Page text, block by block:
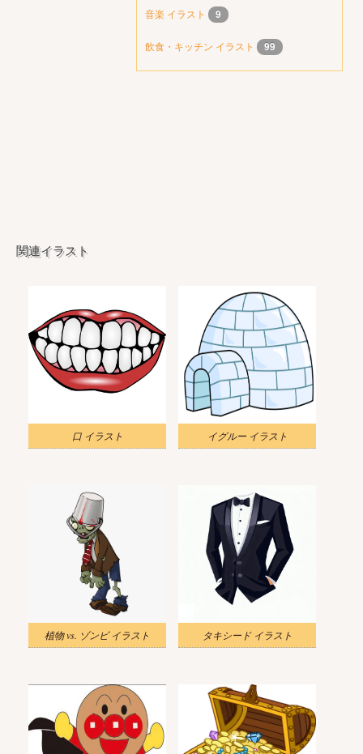
音楽 イラスト 9
飲食・キッチン イラスト 99
関連イラスト
口 イラスト イグルー イラスト
植物 vs. ゾンビ イラスト タキシード イラスト